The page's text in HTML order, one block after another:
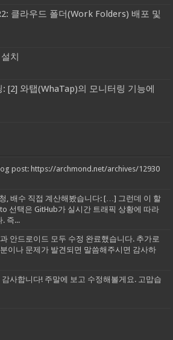
클라우드 폴더(Work Folders) 배포 및
치
[2] 와탭(WhaTap)의 모니터링 기능에
post: https://archmond.net/archives/12930
, 배수 직접 계산해봤습니다: […] 그런데 이 할
선택은 GitHub가 실시간 트래픽 상황에 따라
. 즉...
안드로이드 모두 수정 완료했습니다. 추가로
이나 문제가 발견되면 말씀해주시면 감사하
사합니다! 주말에 보고 수정해볼게요. 고맙습